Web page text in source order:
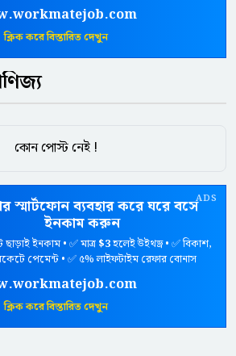
ক্লিক করে বিস্তারিত দেখুন
কোন পোস্ট নেই !
ADS
স্মার্টফোন ব্যবহার করে ঘরে বসে
ইনকাম করুন
ইনকাম • ✅ মাত্র$3হলেই উইথড্র • ✅ বিকাশ,
পেমেন্ট • ✅ ৫% লাইফটাইম রেফার বোনাস
ক্লিক করে বিস্তারিত দেখুন